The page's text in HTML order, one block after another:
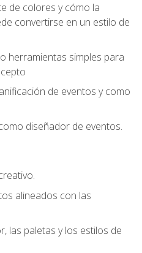
de colores y cómo la
convertirse en un estilo de
herramientas simples para
de eventos y como
diseñador de eventos.
alineados con las
las paletas y los estilos de